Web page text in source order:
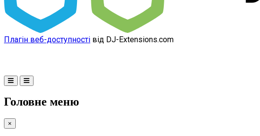
Плагін веб-доступності від DJ-Extensions.com
Головне меню
×